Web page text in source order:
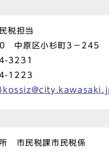
税担当
中原区小杉町3－245
3231
1223
市民税課市民税係